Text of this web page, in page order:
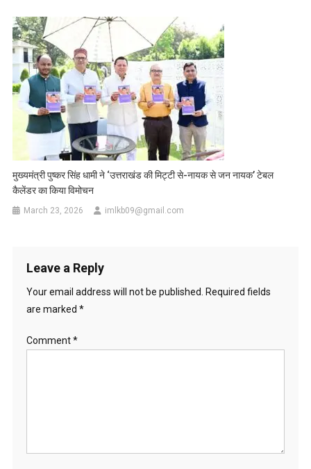
मुख्यमंत्री पुष्कर सिंह धामी ने ‘उत्तराखंड की मिट्टी से-नायक से जन नायक’ टेबल
कैलेंडर का किया विमोचन
March 23, 2026 imlkb09@gmail.com
Leave a Reply
Your email address will not be published. Required fields
are marked *
Comment*